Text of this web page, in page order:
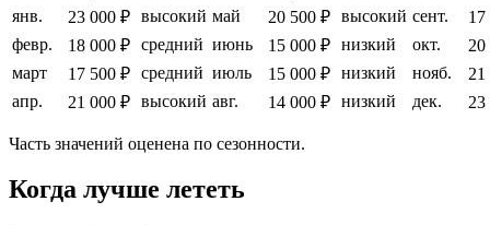
янв.
23 000 ₽ высокий май 20 500 ₽ высокий сент.
17
февр.
18 000 ₽ средний июнь 15 000 ₽ низкий окт.
20
март
17 500 ₽ средний июль 15 000 ₽ низкий нояб.
21
апр.
21 000 ₽ высокий авг. 14 000 ₽ низкий дек. 23
Часть значений оценена по сезонности.
Когда лучше лететь